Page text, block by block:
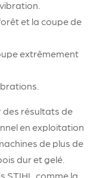
et la coupe de
extrêmement
des résultats de
en exploitation
de plus de
dur et gelé.
STIHL comme la